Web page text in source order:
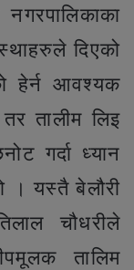
दिएको
हेर्न आवश्यक
तालीम लिइ
गर्दा ध्यान
। यस्तै बेलौरी
चौधरीले
तालिम